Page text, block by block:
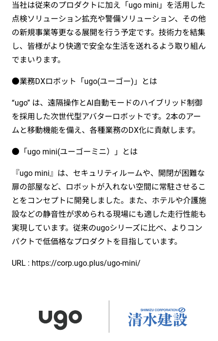
当社は従来のプロダクトに加え「ugo mini」を活用した
点検ソリューション拡充や警備ソリューション、その他
の新規事業等更なる展開を行う予定です。技術力を結集
し、皆様がより快適で安全な生活を送れるよう取り組ん
でまいります。
●業務DXロボット「ugo(ユーゴー)」とは
“ugo” は、遠隔操作とAI⾃動モードのハイブリッド制御
を採⽤した次世代型アバターロボットです。2本のアー
ムと移動機能を備え、各種業務のDX化に貢献します。
●「ugo mini(ユーゴーミニ）」とは
『ugo mini』は、セキュリティルームや、開閉が困難な
扉の部屋など、ロボットが入れない空間に常駐させるこ
とをコンセプトに開発しました。また、ホテルや介護施
設などの静音性が求められる現場にも適した走行性能も
実現しています。従来のugoシリーズに比べ、よりコン
パクトで低価格なプロダクトを目指しています。
URL : https://corp.ugo.plus/ugo-mini/